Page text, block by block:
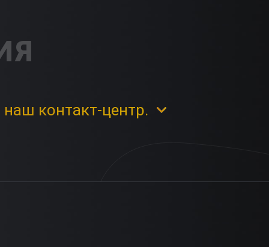
контакт-центр.